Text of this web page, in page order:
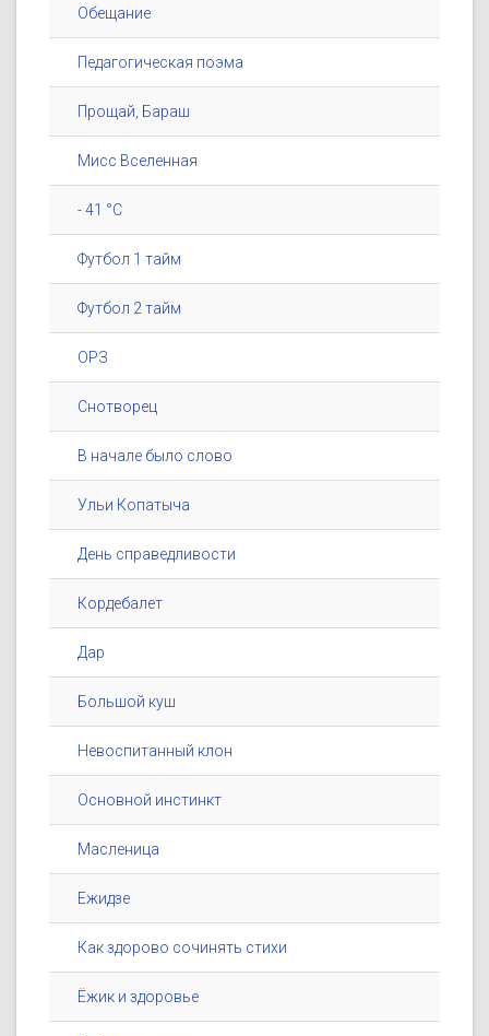
Обещание
Педагогическая поэма
Прощай, Бараш
Мисс Вселенная
- 41 °C
Футбол 1 тайм
Футбол 2 тайм
ОРЗ
Снотворец
В начале было слово
Ульи Копатыча
День справедливости
Кордебалет
Дар
Большой куш
Невоспитанный клон
Основной инстинкт
Масленица
Ежидзе
Как здорово сочинять стихи
Ёжик и здоровье